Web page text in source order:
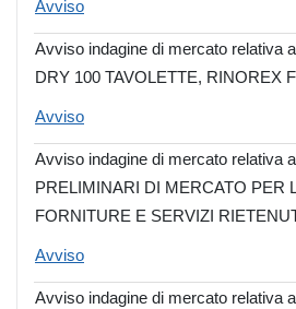
Avviso
Avviso indagine di mercato relativa
DRY 100 TAVOLETTE, RINOREX
Avviso
Avviso indagine di mercato relativa
PRELIMINARI DI MERCATO PER
FORNITURE E SERVIZI
Avviso
Avviso indagine di mercato relativa